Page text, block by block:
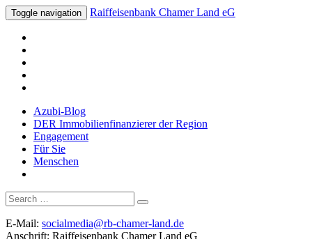
Toggle navigation Raiffeisenbank Chamer Land eG
Azubi-Blog
DER Immobilienfinanzierer der Region
Engagement
Für Sie
Menschen
Suche
nach:
E-Mail: socialmedia@rb-chamer-land.de
Anschrift: Raiffeisenbank Chamer Land eG